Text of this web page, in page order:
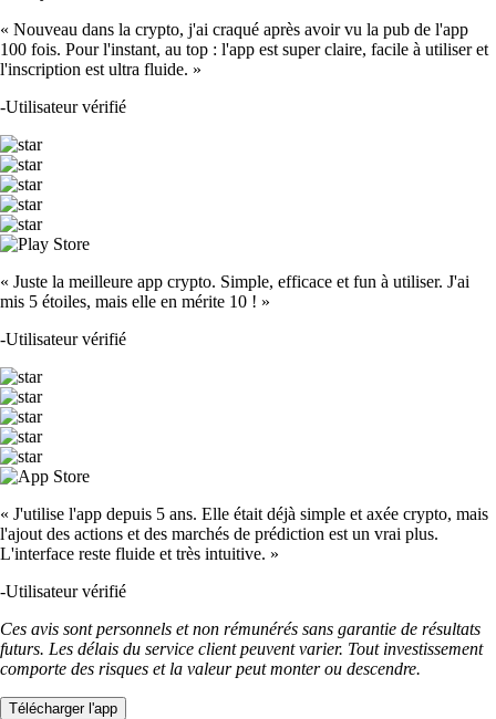
« Nouveau dans la crypto, j'ai craqué après avoir vu la pub de l'app
100 fois. Pour l'instant, au top : l'app est super claire, facile à utiliser et
l'inscription est ultra fluide. »
-Utilisateur vérifié
« Juste la meilleure app crypto. Simple, efficace et fun à utiliser. J'ai
mis 5 étoiles, mais elle en mérite 10 ! »
-Utilisateur vérifié
« J'utilise l'app depuis 5 ans. Elle était déjà simple et axée crypto, mais
l'ajout des actions et des marchés de prédiction est un vrai plus.
L'interface reste fluide et très intuitive. »
-Utilisateur vérifié
Ces avis sont personnels et non rémunérés sans garantie de résultats
futurs. Les délais du service client peuvent varier. Tout investissement
comporte des risques et la valeur peut monter ou descendre.
Télécharger l'app